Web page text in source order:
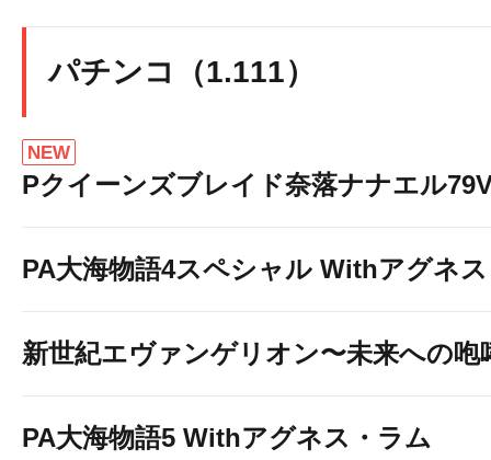
パチンコ（1.111）
NEW
Pクイーンズブレイド奈落ナナエル
PA大海物語4スペシャル Withアグネ
新世紀エヴァンゲリオン〜未来への咆
PA大海物語5 Withアグネス・ラム